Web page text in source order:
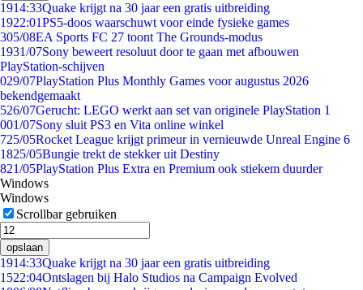
1914:33Quake krijgt na 30 jaar een gratis uitbreiding
1922:01PS5-doos waarschuwt voor einde fysieke games
305/08EA Sports FC 27 toont The Grounds-modus
1931/07Sony beweert resoluut door te gaan met afbouwen
PlayStation-schijven
029/07PlayStation Plus Monthly Games voor augustus 2026
bekendgemaakt
526/07Gerucht: LEGO werkt aan set van originele PlayStation 1
001/07Sony sluit PS3 en Vita online winkel
725/05Rocket League krijgt primeur in vernieuwde Unreal Engine 6
1825/05Bungie trekt de stekker uit Destiny
821/05PlayStation Plus Extra en Premium ook stiekem duurder
Windows
Windows
Scrollbar gebruiken
opslaan
1914:33Quake krijgt na 30 jaar een gratis uitbreiding
1522:04Ontslagen bij Halo Studios na Campaign Evolved